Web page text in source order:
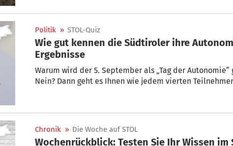
Politik » STOL-Quiz
Wie gut kennen die Südtiroler ihre
Ergebnisse
Warum wird der 5. September als „Tag der
Nein? Dann geht es Ihnen wie jedem vierten
Chronik » Die Woche auf STOL
Wochenrückblick: Testen Sie Ihr Wissen im